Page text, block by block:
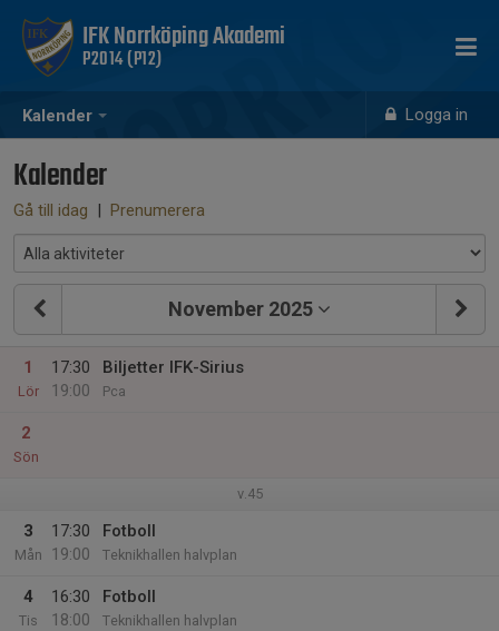
Kalender Logga in
IFK Norrköping Akademi
P2014 (P12)
Kalender
Gå till idag | Prenumerera
November 2025
1
Lör
17:30
19:00
Biljetter IFK-Sirius
Pca
2
Sön
v.45
3
Mån
17:30
19:00
Fotboll
Teknikhallen halvplan
4
Tis
16:30
18:00
Fotboll
Teknikhallen halvplan